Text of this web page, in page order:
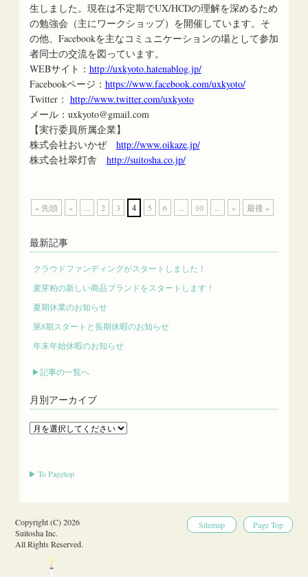
生しました。現在は不定期でUX/HCDの理解を深めるため
の勉強会（主にワークショップ）を開催しています。そ
の他、Facebookを主なコミュニケーションの場として参加
者同士の交流を図っています。
WEBサイト： http://uxkyoto.hatenablog.jp/
Facebookページ： https://www.facebook.com/uxkyoto/
Twitter： http://www.twitter.com/uxkyoto
メール：uxkyoto@gmail.com
【実行委員所属企業】
株式会社おいかぜ http://www.oikaze.jp/
株式会社翠灯舎 http://suitosha.co.jp/
« 先頭 « 2 3 4 5 6 10 » 最後 »
最新記事
クラウドファンディングがスタートしました！
麦芽粕の新しい商品ブランドをスタートします！
夏期休業のお知らせ
第8期スタートと長期休暇のお知らせ
年末年始休暇のお知らせ
記事の一覧へ
月別アーカイブ
To Pagetop
Copyright (C) 2026
Suitosha Inc.
All Rights Reserved.
Page Top
Sitemap